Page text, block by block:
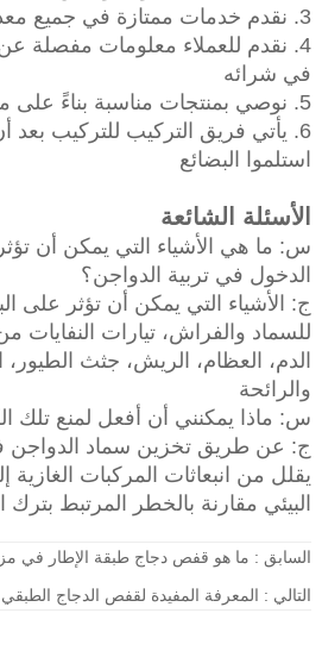
3. نقدم خدمات ممتازة في جميع معداتنا
4. نقدم للعملاء معلومات مفصلة
في شرائه
5. نوصي بمنتجات مناسبة بناءً على موارد العميل المتاحة
6. يأتي فريق التركيب للتركيب بعد
استلموا البضائع
الأسئلة الشائعة
س: ما هي الأشياء التي يمكن أن
الدخول في تربية الدواجن؟
ج: الأشياء التي يمكن أن تؤثر على
للسماد والفراش، تيارات النفايات
الدم، العظام، الريش، جثث الطيور،
والرائحة
س: ماذا يمكنني أن أفعل لمنع تلك
ج: عن طريق تخزين سماد الدواجن
يقلل من انبعاثات المركبات الغازية
البيئي مقارنة بالخطر المرتبط
السابق : ما هو قفص دجاج طبقة الإطار في
التالي : المعرفة المفيدة لقفص الدجاج